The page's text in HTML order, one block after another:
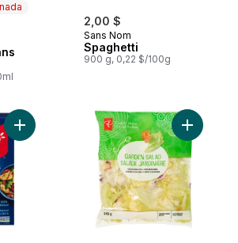
2,00 $
Sans Nom
Spaghetti
900 g, 0,22 $/100g
Ajouter Riz à grains ronds de choix au
Ajouter